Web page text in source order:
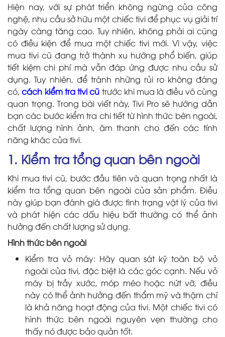
Hiện nay, với sự phát triển không ngừng của công
nghệ, nhu cầu sở hữu một chiếc tivi để phục vụ giải trí
ngày càng tăng cao. Tuy nhiên, không phải ai cũng
có điều kiện để mua một chiếc tivi mới. Vì vậy, việc
mua tivi cũ đang trở thành xu hướng phổ biến, giúp
tiết kiệm chi phí mà vẫn đáp ứng được nhu cầu sử
dụng. Tuy nhiên, để tránh những rủi ro không đáng
có,cách kiểm tra tivi cũ trước khi mua là điều vô cùng
quan trọng. Trong bài viết này, Tivi Pro sẽ hướng dẫn
bạn các bước kiểm tra chi tiết từ hình thức bên ngoài,
chất lượng hình ảnh, âm thanh cho đến các tính
năng khác của tivi.
1. Kiểm tra tổng quan bên ngoài
Khi mua tivi cũ, bước đầu tiên và quan trọng nhất là
kiểm tra tổng quan bên ngoài của sản phẩm. Điều
này giúp bạn đánh giá được tình trạng vật lý của tivi
và phát hiện các dấu hiệu bất thường có thể ảnh
hưởng đến chất lượng sử dụng.
Hình thức bên ngoài
Kiểm tra vỏ máy: Hãy quan sát kỹ toàn bộ vỏ
ngoài của tivi, đặc biệt là các góc cạnh. Nếu vỏ
máy bị trầy xước, móp méo hoặc nứt vỡ, điều
này có thể ảnh hưởng đến thẩm mỹ và thậm chí
là khả năng hoạt động của tivi. Một chiếc tivi có
hình thức bên ngoài nguyên vẹn thường cho
thấy nó được bảo quản tốt.